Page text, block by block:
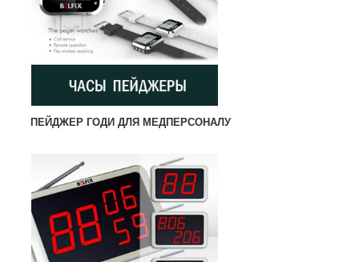
ПЕЙДЖЕР ГОДИ ДЛЯ МЕДПЕРСОНАЛУ